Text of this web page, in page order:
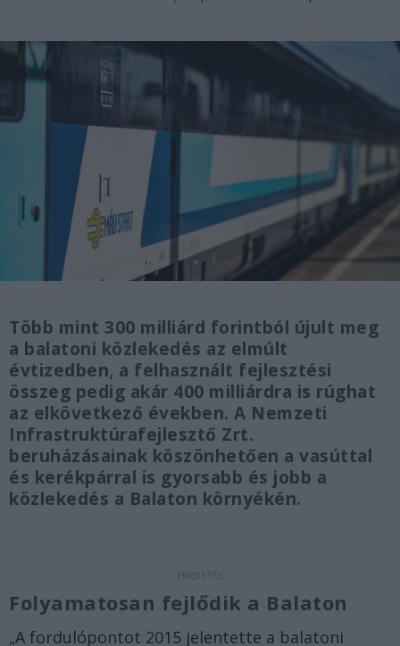
Több mint 300 milliárd forintból újult meg
a balatoni közlekedés az elmúlt
évtizedben, a felhasznált fejlesztési
összeg pedig akár 400 milliárdra is rúghat
az elkövetkező években. A Nemzeti
Infrastruktúrafejlesztő Zrt.
beruházásainak köszönhetően a vasúttal
és kerékpárral is gyorsabb és jobb a
közlekedés a Balaton környékén.
Folyamatosan fejlődik a Balaton
„A fordulópontot 2015 jelentette a balatoni